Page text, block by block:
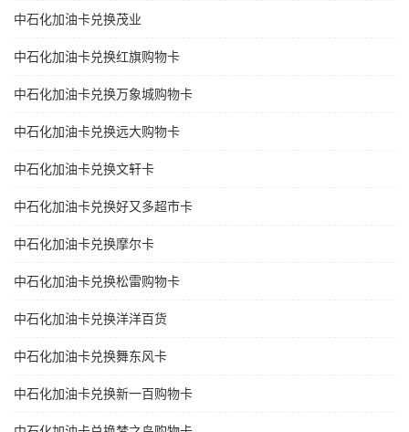
中石化加油卡兑换茂业
中石化加油卡兑换红旗购物卡
中石化加油卡兑换万象城购物卡
中石化加油卡兑换远大购物卡
中石化加油卡兑换文轩卡
中石化加油卡兑换好又多超市卡
中石化加油卡兑换摩尔卡
中石化加油卡兑换松雷购物卡
中石化加油卡兑换洋洋百货
中石化加油卡兑换舞东风卡
中石化加油卡兑换新一百购物卡